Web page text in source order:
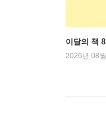
이달의 책
2026년 08